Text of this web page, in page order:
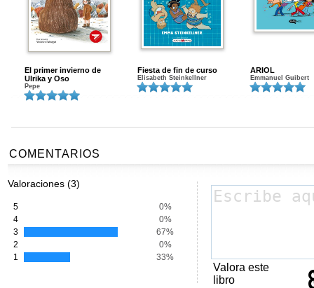
El primer invierno de
Ulrika y Oso
Pepe
Fiesta de fin de curso
Elisabeth Steinkellner
ARIOL
Emmanuel Guibert
COMENTARIOS
Valoraciones (3)
5
0%
4
0%
3
67%
2
0%
1
33%
Valora este
libro